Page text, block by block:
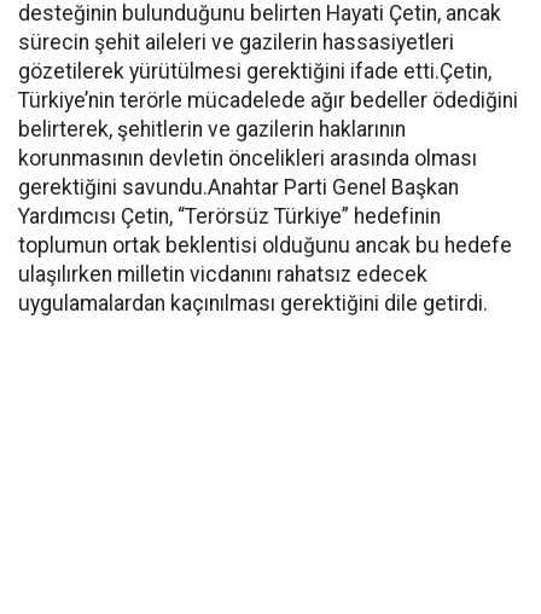
desteğinin bulunduğunu belirten Hayati Çetin, ancak
sürecin şehit aileleri ve gazilerin hassasiyetleri
gözetilerek yürütülmesi gerektiğini ifade etti.Çetin,
Türkiye’nin terörle mücadelede ağır bedeller ödediğini
belirterek, şehitlerin ve gazilerin haklarının
korunmasının devletin öncelikleri arasında olması
gerektiğini savundu.Anahtar Parti Genel Başkan
Yardımcısı Çetin, “Terörsüz Türkiye” hedefinin
toplumun ortak beklentisi olduğunu ancak bu hedefe
ulaşılırken milletin vicdanını rahatsız edecek
uygulamalardan kaçınılması gerektiğini dile getirdi.